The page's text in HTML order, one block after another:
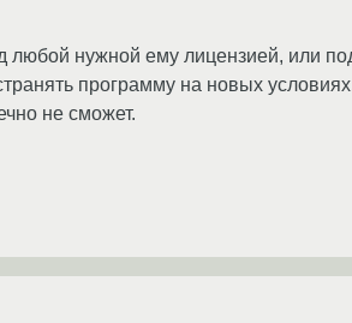
нужной ему лицензией, или
программу на новых
не сможет.